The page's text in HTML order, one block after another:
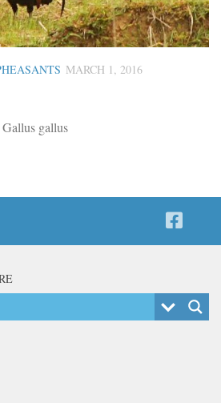
MARCH 1, 2016
| Gallus gallus